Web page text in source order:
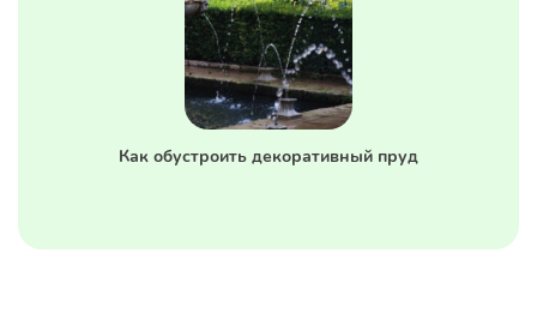
Как обустроить декоративный пруд